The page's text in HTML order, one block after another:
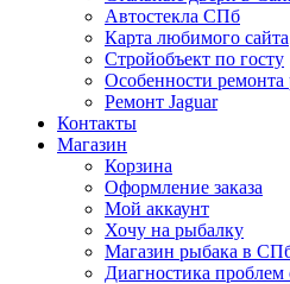
Автостекла СПб
Карта любимого сайта
Стройобъект по госту
Особенности ремонта
Ремонт Jaguar
Контакты
Магазин
Корзина
Оформление заказа
Мой аккаунт
Хочу на рыбалку
Магазин рыбака в
Диагностика проблем